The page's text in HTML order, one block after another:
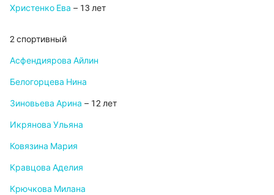
Христенко Ева – 13 лет
2 спортивный
Асфендиярова Айлин
Белогорцева Нина
Зиновьева Арина – 12 лет
Икрянова Ульяна
Ковязина Мария
Кравцова Аделия
Крючкова Милана